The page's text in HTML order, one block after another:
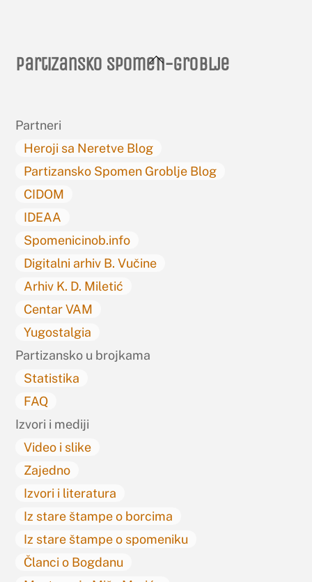
Back
Partizansko spomen-groblje
Partneri
Heroji sa Neretve Blog
Partizansko Spomen Groblje Blog
CIDOM
IDEAA
Spomenicinob.info
Digitalni arhiv B. Vučine
Arhiv K. D. Miletić
Centar VAM
Yugostalgia
Partizansko u brojkama
Statistika
FAQ
Izvori i mediji
Video i slike
Zajedno
Izvori i literatura
Iz stare štampe o borcima
Iz stare štampe o spomeniku
Članci o Bogdanu